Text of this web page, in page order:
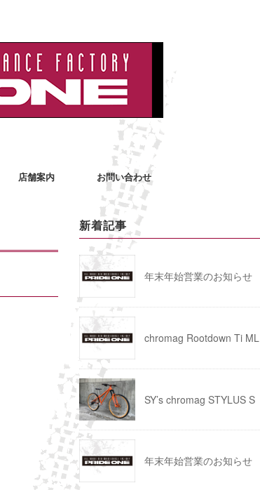
店舗案内 お問い合わせ
新着記事
年末年始営業のお知らせ
chromag Rootdown Ti ML
SY’s chromag STYLUS S
年末年始営業のお知らせ